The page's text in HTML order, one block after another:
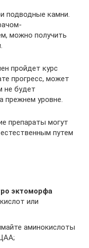
подводные камни.
можно получить
пройдет курс
прогресс, может
не будет
прежнем уровне.
препараты могут
путем
эктоморфа
или
аминокислоты